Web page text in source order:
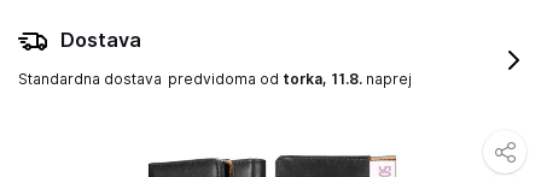
Dostava
Standardna dostava predvidoma od torka, 11.8. naprej